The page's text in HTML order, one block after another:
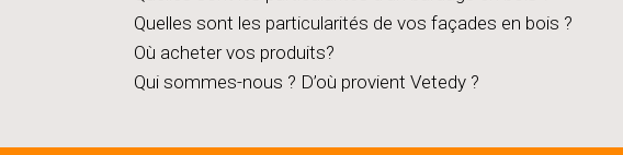
Quelles sont les particularités de vos façades en bois ?
Où acheter vos produits?
Qui sommes-nous ? D’où provient Vetedy ?